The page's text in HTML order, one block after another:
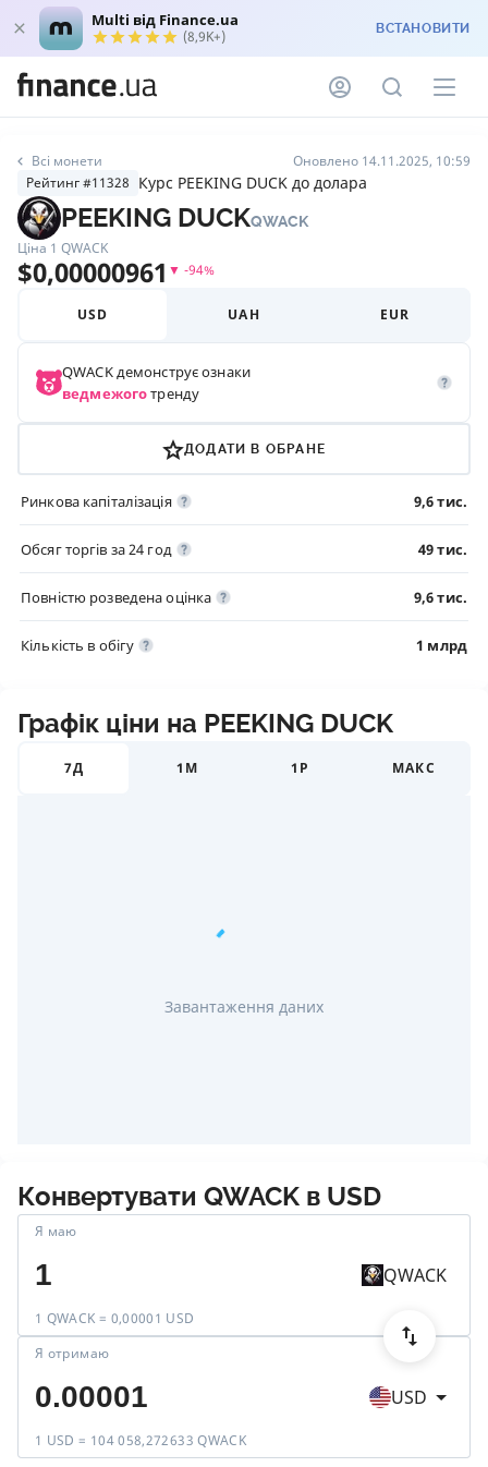
Multi від Finance.ua
(8,9K+) ВСТАНОВИТИ
Всі монети
Оновлено 14.11.2025, 10:59
Рейтинг #11328 Курс PEEKING DUCK до долара
PEEKING DUCKQWACK
Ціна 1 QWACK
$0,00000961 ▼ -94%
USD UAH EUR
QWACKдемонструє ознаки
ведмежоготренду
ДОДАТИ В ОБРАНЕ
Ринкова капіталізація 9,6 тис.
Обсяг торгів за 24 год 49 тис.
Повністю розведена оцінка 9,6 тис.
Кількість в обігу 1 млрд
Графік ціни на PEEKING DUCK
7Д 1М 1Р МАКС
Завантаження даних
Конвертувати QWACK в USD
Я маю
1 QWACK = 0,00001 USD
QWACK
Я отримаю
1 USD = 104 058,272633 QWACK
USD